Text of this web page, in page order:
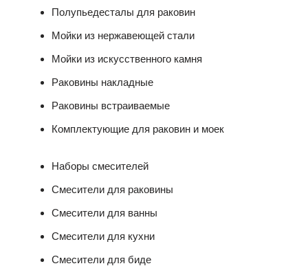
Полупьедесталы для раковин
Мойки из нержавеющей стали
Мойки из искусственного камня
Раковины накладные
Раковины встраиваемые
Комплектующие для раковин и моек
Наборы смесителей
Смесители для раковины
Смесители для ванны
Смесители для кухни
Смесители для биде